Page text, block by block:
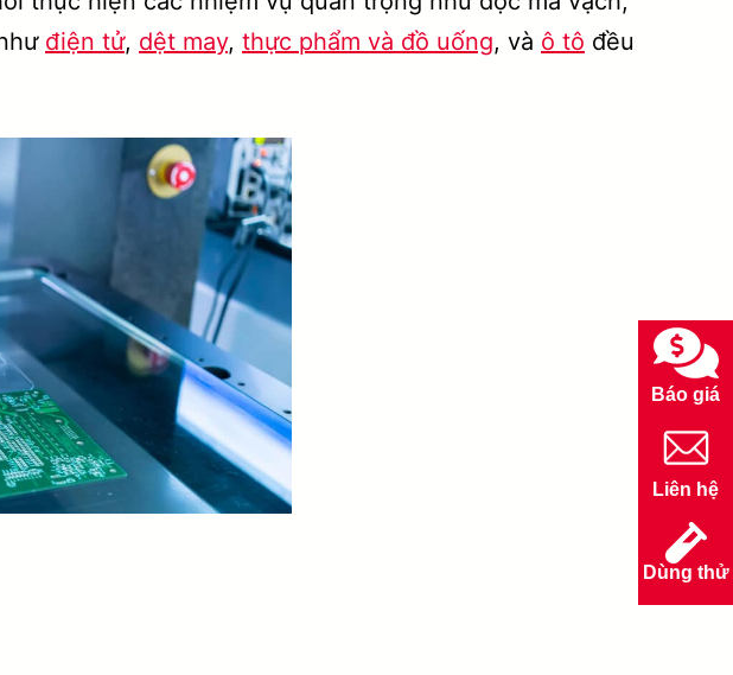
điện tử, dệt may, thực phẩm và đồ uống, và ô tô đều
Báo giá
Liên hệ
Dùng thử